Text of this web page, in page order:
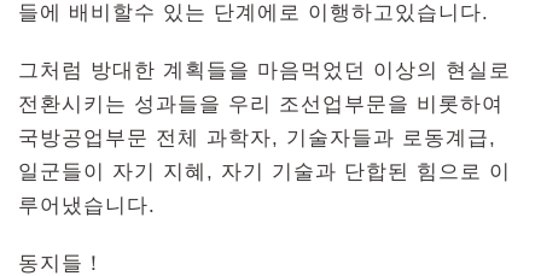
들에 배비할수 있는 단계에로 이행하고있습니다.
그처럼 방대한 계획들을 마음먹었던 이상의 현실로
전환시키는 성과들을 우리 조선업부문을 비롯하여
국방공업부문 전체 과학자, 기술자들과 로동계급,
일군들이 자기 지혜, 자기 기술과 단합된 힘으로 이
루어냈습니다.
동지들！